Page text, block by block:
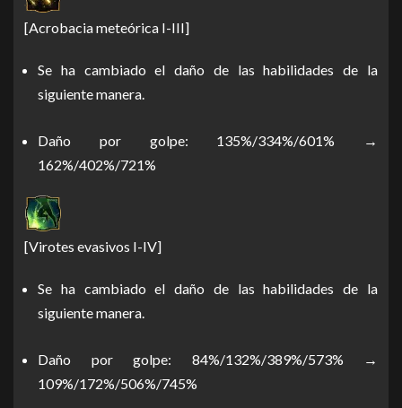
[Acrobacia meteórica I-III]
Se ha cambiado el daño de las habilidades de la
siguiente manera.
Daño por golpe: 135%/334%/601% →
162%/402%/721%
[Virotes evasivos I-IV]
Se ha cambiado el daño de las habilidades de la
siguiente manera.
Daño por golpe: 84%/132%/389%/573% →
109%/172%/506%/745%